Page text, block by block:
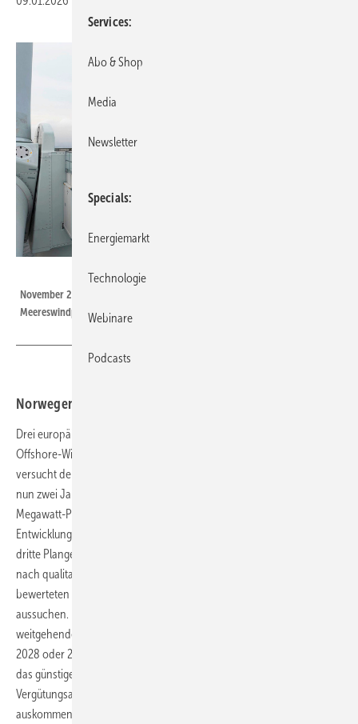
November 2025: Jetzt stehen 3 der 76 V236-15.0 im ersten polnischen
Meereswindpark Baltic Power. Maschinenhäuser fertigt Vestas in Polen.
Norwegen, Irland, Polen, Philippinen legen ab
Drei europäische Länder bereiten ihre nächsten Ausschreibungen für
Offshore-Windkraft-Kapazitäten vor, und ein asiatischer Inselstaat
versucht den Kickstart in die Meereswindenergie. So hat Norwegen
nun zwei Jahre später als zuerst geplant die ersten zwei 500-
Megawatt-Plangebiete für schwimmende Windparks in der
Entwicklungszone Utsira Nord an zwei Konsortien vergeben. Das
dritte Plangebiet blieb ohne Bewerbung. Die siegreiche der beiden
nach qualitativen Kriterien wie Finanzkraft oder Nachhaltigkeit
bewerteten Bietergemeinschaften durfte sich das Plangebiet
aussuchen. Nun haben beide zwei Jahre Zeit, um die Windparks zu
weitgehender Reife fortzuentwickeln und die Lizenz zu beantragen.
2028 oder 2029 soll die Vergütungsausschreibung folgen, wobei nur
das günstigere Erzeugung anbietende Konsortium eine
Vergütungsabsicherung erhält, das andere ohne Absicherung
auskommen muss. Zugleich schrieb die zuständige Agentur ein neues
Services
Abo & Shop
Media
Newsletter
Specials
Energiemarkt
Technologie
Webinare
Podcasts